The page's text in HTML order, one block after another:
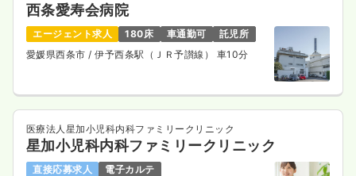
西条愛寿会病院
エージェント求人 180床 車通勤可
託児所
愛媛県西条市/ 伊予西条駅（ＪＲ予讃線） 車10分
医療法人星加小児科内科ファミリークリニック
星加小児科内科ファミリークリニック
直接応募求人 電子カルテ